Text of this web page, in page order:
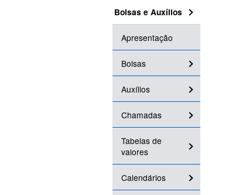
Bolsas e Auxílios
Apresentação
Bolsas
Auxílios
Chamadas
Tabelas de
valores
Calendários